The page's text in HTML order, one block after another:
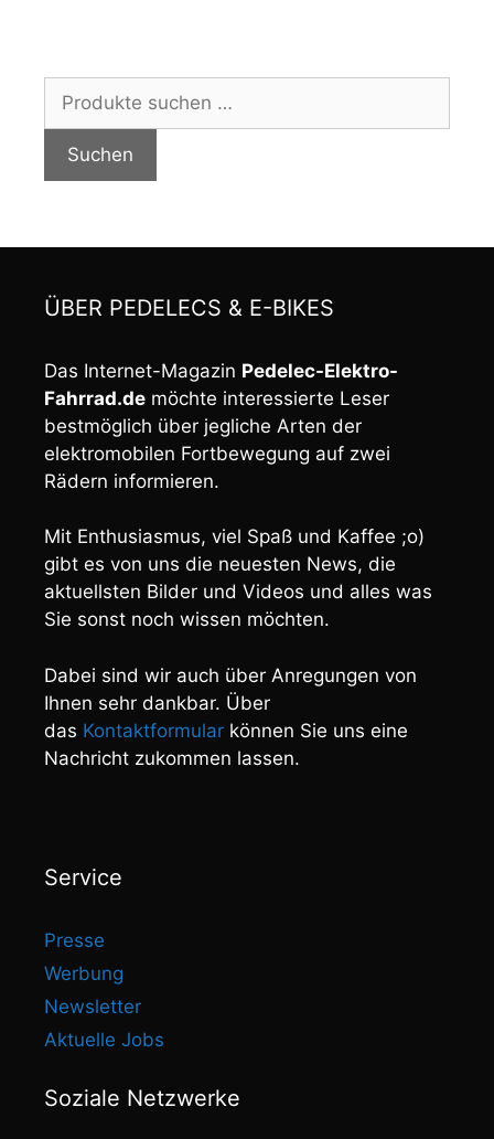
nach:
Suchen
ÜBER PEDELECS & E-BIKES
Das Internet-Magazin Pedelec-Elektro-
Fahrrad.de möchte interessierte Leser
bestmöglich über jegliche Arten der
elektromobilen Fortbewegung auf zwei
Rädern informieren.
Mit Enthusiasmus, viel Spaß und Kaffee ;o)
gibt es von uns die neuesten News, die
aktuellsten Bilder und Videos und alles was
Sie sonst noch wissen möchten.
Dabei sind wir auch über Anregungen von
Ihnen sehr dankbar. Über
das Kontaktformular können Sie uns eine
Nachricht zukommen lassen.
Service
Presse
Werbung
Newsletter
Aktuelle Jobs
Soziale Netzwerke